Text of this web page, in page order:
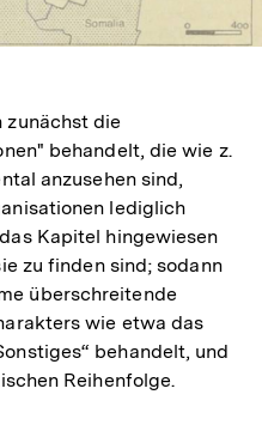
die
behandelt, die wie z.
anzusehen sind,
lediglich
Kapitel hingewiesen
zu finden sind; sodann
überschreitende
wie etwa das
behandelt, und
Reihenfolge.